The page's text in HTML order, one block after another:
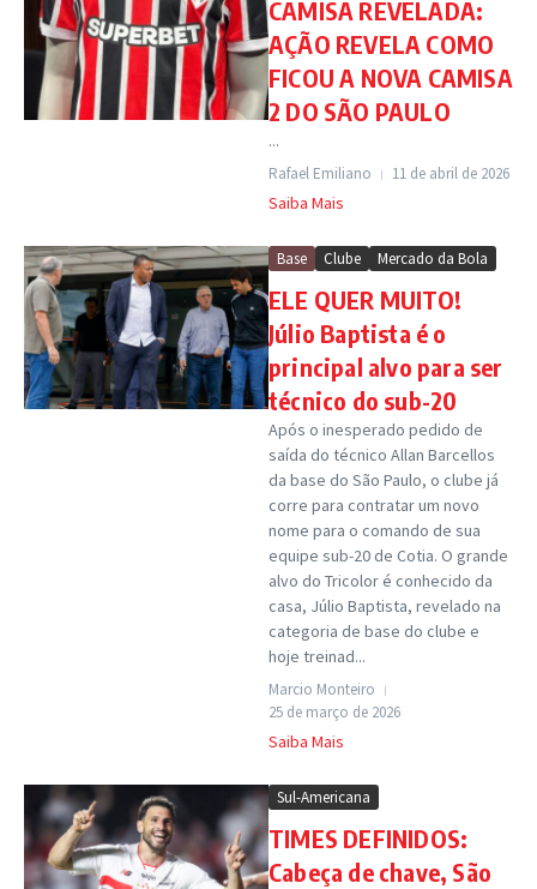
CAMISA REVELADA:
AÇÃO REVELA COMO
FICOU A NOVA CAMISA
2 DO SÃO PAULO
...
Rafael Emiliano 11 de abril de 2026
Saiba Mais
Base Clube Mercado da Bola
ELE QUER MUITO!
Júlio Baptista é o
principal alvo para ser
técnico do sub-20
Após o inesperado pedido de
saída do técnico Allan Barcellos
da base do São Paulo, o clube já
corre para contratar um novo
nome para o comando de sua
equipe sub-20 de Cotia. O grande
alvo do Tricolor é conhecido da
casa, Júlio Baptista, revelado na
categoria de base do clube e
hoje treinad...
Marcio Monteiro
25 de março de 2026
Saiba Mais
Sul-Americana
TIMES DEFINIDOS:
Cabeça de chave, São